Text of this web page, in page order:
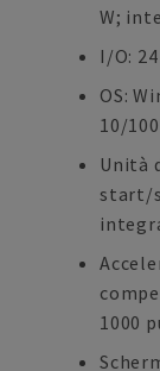
W;
I/O:
OS:
10/
Unità
start/
1000